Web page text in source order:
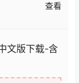
查看
文版下载-含